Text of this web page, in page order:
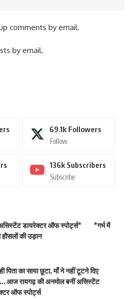
comments by email.
by email.
69.1k Followers
Follow
136k Subscribers
Subscribe
असिस्टेंट डायरेक्टर ऑफ स्पोर्ट्स* *गर्भ में
हौसलों की उड़ान
पिता का साया छूटा, माँ ने नहीं टूटने दिए
आज रायगढ़ की अनमोल बनीं असिस्टेंट
ऑफ स्पोर्ट्स